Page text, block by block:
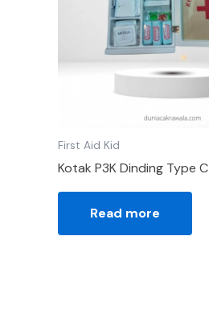
First Aid Kid
Kotak P3K Dinding Type C
Read more